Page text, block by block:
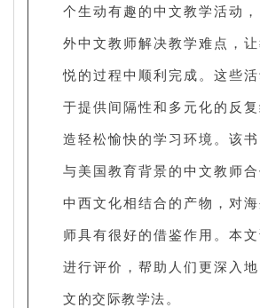
个生动有趣的中文教学活动
外中文教师解决教学难点，
悦的过程中顺利完成。这些
于提供间隔性和多元化的反
造轻松愉快的学习环境。该
与美国教育背景的中文教师
中西文化相结合的产物，对
师具有很好的借鉴作用。本
进行评价，帮助人们更深入
文的交际教学法。